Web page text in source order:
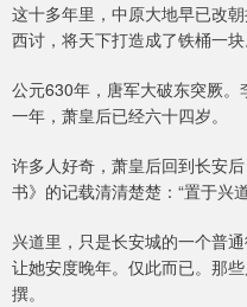
这十多年里，中原大地早已改
西讨，将天下打造成了铁桶一块
公元630年，唐军大破东突厥
一年，萧皇后已经六十四岁。
许多人好奇，萧皇后回到长安
书》的记载清清楚楚：“置于兴
兴道里，只是长安城的一个普
让她安度晚年。仅此而已。那
撰。